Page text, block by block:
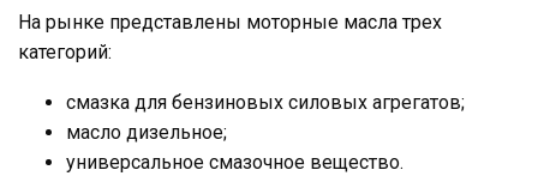
На рынке представлены моторные масла трех
категорий:
смазка для бензиновых силовых агрегатов;
масло дизельное;
универсальное смазочное вещество.